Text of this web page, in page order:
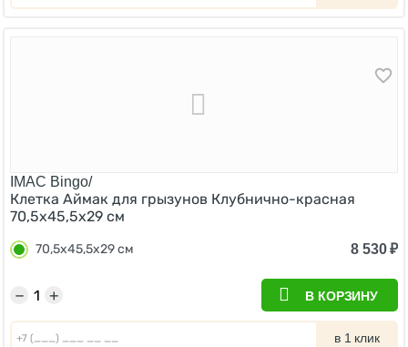
IMAC Bingo/
Клетка Аймак для грызунов Клубнично-красная
70,5х45,5х29 см
70,5х45,5х29 см 8 530₽
+
− В КОРЗИНУ
в 1 клик